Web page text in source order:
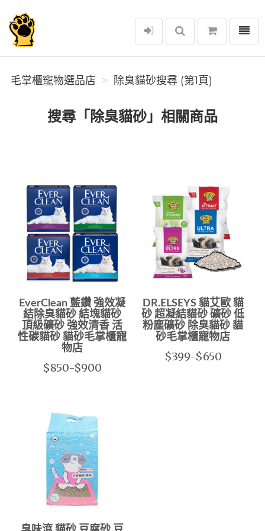
毛掌櫃寵物選品店
選單
毛掌櫃寵物選品店 除臭貓砂搜尋 (第1頁)
搜尋「除臭貓砂」相關商品
EverClean 藍鑽 強效凝
結除臭貓砂 結塊貓砂
頂級礦砂 強效清香 活
性碳貓砂 貓砂毛掌櫃寵
物店
$850-$900
DR.ELSEYS 貓艾歐 貓
砂 超凝結貓砂 礦砂 低
粉塵礦砂 除臭貓砂 貓
砂毛掌櫃寵物店
$399-$650